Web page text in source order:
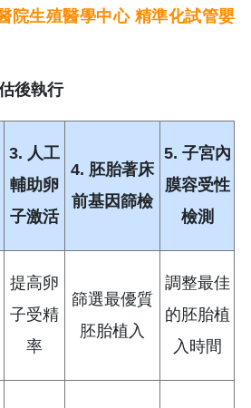
院生殖醫學中心 精準化試管嬰
後執行
3. 人工
輔助卵
子激活
4. 胚胎著床
前基因篩檢
5. 子宮內
膜容受性
檢測
提高卵
子受精
率
篩選最優質
胚胎植入
調整最佳
的胚胎植
入時間